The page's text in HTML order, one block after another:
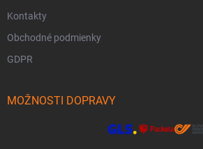
Kontakty
Obchodné podmienky
GDPR
MOŽNOSTI DOPRAVY